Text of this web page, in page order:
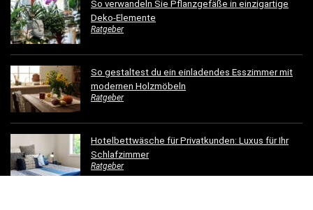
So verwandeln Sie Pflanzgefäße in einzigartige
Deko-Elemente
Ratgeber
So gestaltest du ein einladendes Esszimmer mit
modernen Holzmöbeln
Ratgeber
Hotelbettwäsche für Privatkunden: Luxus für Ihr
Schlafzimmer
Ratgeber